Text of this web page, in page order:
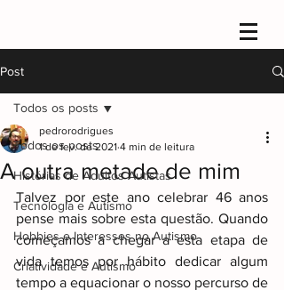
Post
Todos os posts
Histórias de Adultos Autistas
Tecnologia e Autismo
Hobbies e Interesses no Autismo
Criatividade e Autismo
Todos os posts
A outra metade de mim
pedrorodrigues
1 de fev. de 2021 4 min de leitura
Talvez por este ano celebrar 46 anos
pense mais sobre esta questão. Quando
começamos a chegar a esta etapa de
vida temos por hábito dedicar algum
tempo a equacionar o nosso percurso de